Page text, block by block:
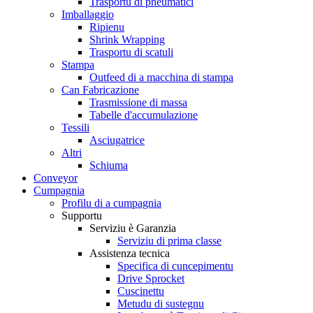
Imballaggio
Ripienu
Shrink Wrapping
Trasportu di scatuli
Stampa
Outfeed di a macchina di stampa
Can Fabricazione
Trasmissione di massa
Tabelle d'accumulazione
Tessili
Asciugatrice
Altri
Schiuma
Conveyor
Cumpagnia
Profilu di a cumpagnia
Supportu
Serviziu è Garanzia
Serviziu di prima classe
Assistenza tecnica
Specifica di cuncepimentu
Drive Sprocket
Cuscinettu
Metudu di sustegnu